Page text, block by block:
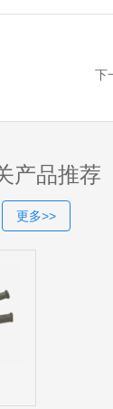
下
产品推荐
更多>>